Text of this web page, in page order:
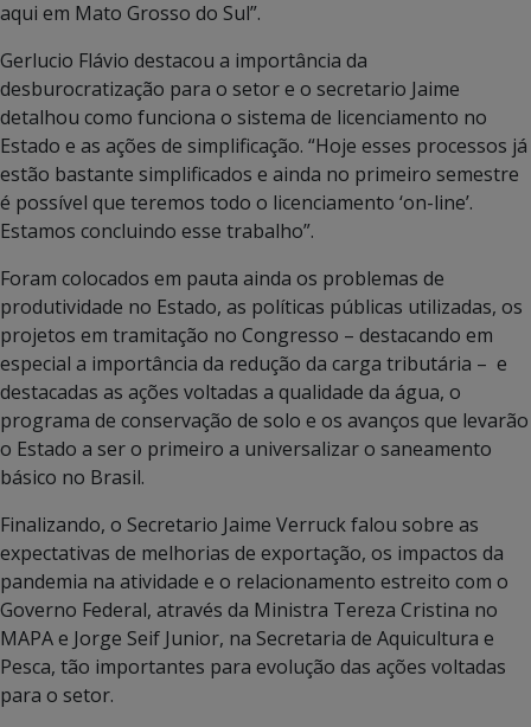
aqui em Mato Grosso do Sul”.
Gerlucio Flávio destacou a importância da
desburocratização para o setor e o secretario Jaime
detalhou como funciona o sistema de licenciamento no
Estado e as ações de simplificação. “Hoje esses processos já
estão bastante simplificados e ainda no primeiro semestre
é possível que teremos todo o licenciamento ‘on-line’.
Estamos concluindo esse trabalho”.
Foram colocados em pauta ainda os problemas de
produtividade no Estado, as políticas públicas utilizadas, os
projetos em tramitação no Congresso – destacando em
especial a importância da redução da carga tributária – e
destacadas as ações voltadas a qualidade da água, o
programa de conservação de solo e os avanços que levarão
o Estado a ser o primeiro a universalizar o saneamento
básico no Brasil.
Finalizando, o Secretario Jaime Verruck falou sobre as
expectativas de melhorias de exportação, os impactos da
pandemia na atividade e o relacionamento estreito com o
Governo Federal, através da Ministra Tereza Cristina no
MAPA e Jorge Seif Junior, na Secretaria de Aquicultura e
Pesca, tão importantes para evolução das ações voltadas
para o setor.